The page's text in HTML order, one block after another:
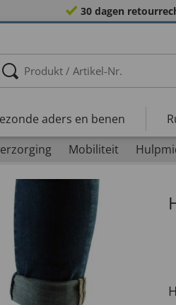
30 dagen
aders en benen
Mobiliteit